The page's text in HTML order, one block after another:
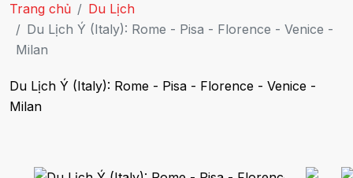
Trang chủ
Du Lịch
Du Lịch Ý (Italy): Rome - Pisa - Florence - Venice -
Milan
Du Lịch Ý (Italy): Rome - Pisa - Florence - Venice -
Milan